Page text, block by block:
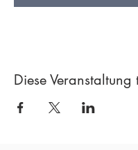
Diese Veranstaltung